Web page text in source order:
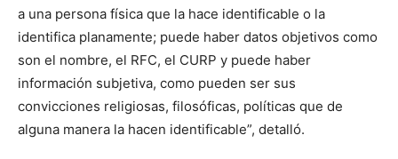
a una persona física que la hace identificable o la
identifica planamente; puede haber datos objetivos como
son el nombre, el RFC, el CURP y puede haber
información subjetiva, como pueden ser sus
convicciones religiosas, filosóficas, políticas que de
alguna manera la hacen identificable”, detalló.